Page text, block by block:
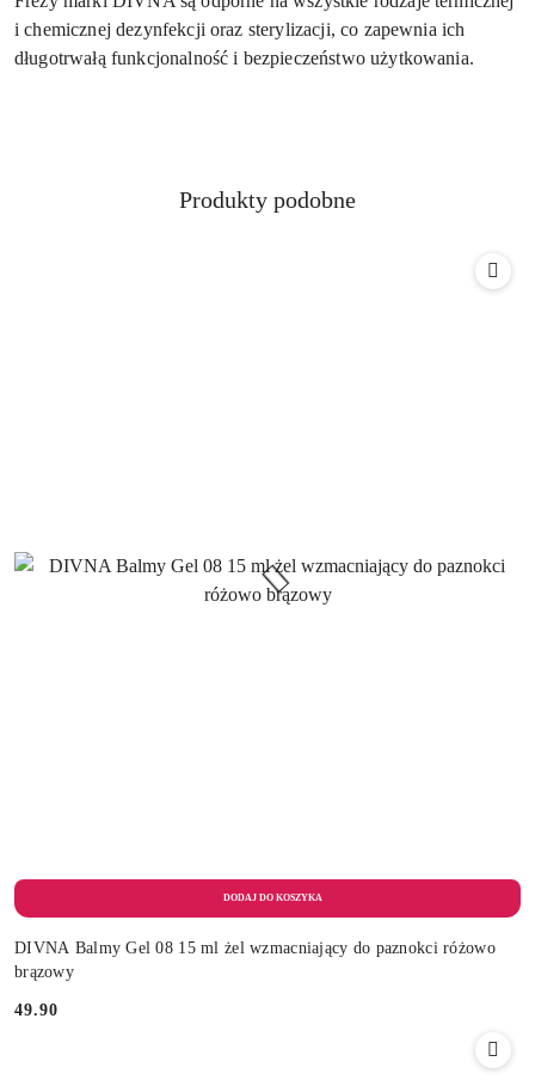
i chemicznej dezynfekcji oraz sterylizacji, co zapewnia ich
długotrwałą funkcjonalność i bezpieczeństwo użytkowania.
Pomiń karuzelę produktów
Produkty
Produkty podobne
DIVNA Balmy Gel 08 15 ml żel wzmacniający do paznokci różowo
brązowy
Cena:
49.90